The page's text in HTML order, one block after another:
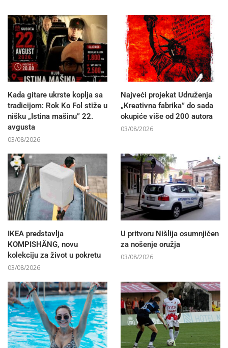
Kada gitare ukrste koplja sa
tradicijom: Rok Ko Fol stiže u
nišku „Istina mašinu” 22.
avgusta
03/08/2026
Najveći projekat Udruženja
„Kreativna fabrika” do sada
okupiće više od 200 autora
03/08/2026
IKEA predstavlja
KOMPISHÄNG, novu
kolekciju za život u pokretu
03/08/2026
U pritvoru Nišlija osumnjičen
za nošenje oružja
03/08/2026